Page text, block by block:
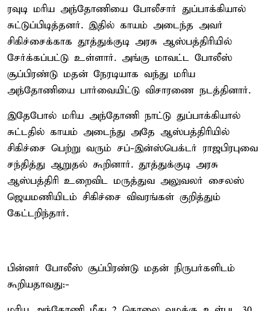
ரவுடி மரிய அந்தோணியை போலீசார் துப்பாக்கியால்
சுட்டுப்பிடித்தனர். இதில் காயம் அடைந்த அவர்
சிகிச்சைக்காக தூத்துக்குடி அரசு ஆஸ்பத்திரியில்
சேர்க்கப்பட்டு உள்ளார். அங்கு மாவட்ட போலீஸ்
சூப்பிரண்டு மதன் நேரடியாக வந்து மரிய
அந்தோணியை பார்வையிட்டு விசாரணை நடத்தினார்.
இதேபோல் மரிய அந்தோணி நாட்டு துப்பாக்கியால்
சுட்டதில் காயம் அடைந்து அதே ஆஸ்பத்திரியில்
சிகிச்சை பெற்று வரும் சப்-இன்ஸ்பெக்டர் ராஜபிரபுவை
சந்தித்து ஆறுதல் கூறினார். தூத்துக்குடி அரசு
ஆஸ்பத்திரி உறைவிட மருத்துவ அலுவலர் சைலஸ்
ஜெயமணியிடம் சிகிச்சை விவரங்கள் குறித்தும்
கேட்டறிந்தார்.
பின்னர் போலீஸ் சூப்பிரண்டு மதன் நிருபர்களிடம்
கூறியதாவது:-